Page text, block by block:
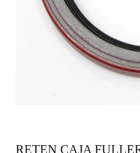
RETEN CAJA